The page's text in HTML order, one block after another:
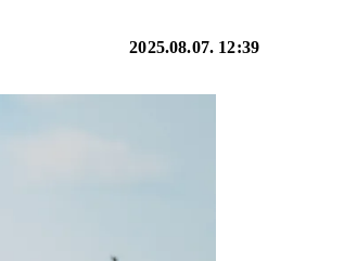
2025.08.07. 12:39